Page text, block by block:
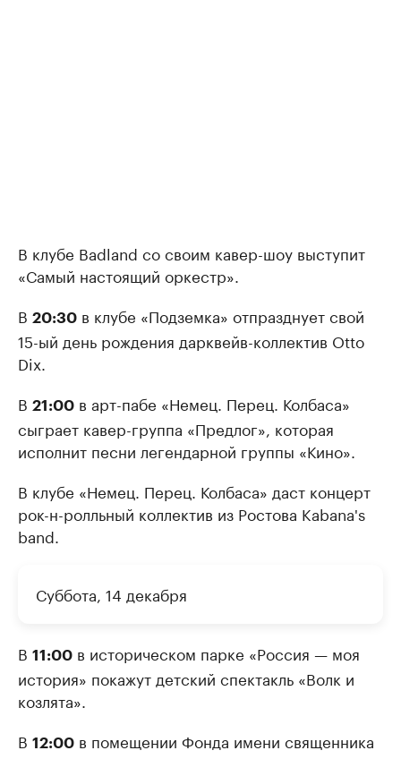
В клубе Badland со своим кавер-шоу выступит
«Самый настоящий оркестр».
В 20:30 в клубе «Подземка» отпразднует свой
15-ый день рождения дарквейв-коллектив Otto
Dix.
В 21:00 в арт-пабе «Немец. Перец. Колбаса»
сыграет кавер-группа «Предлог», которая
исполнит песни легендарной группы «Кино».
В клубе «Немец. Перец. Колбаса» даст концерт
рок-н-ролльный коллектив из Ростова Kabana's
band.
Суббота, 14 декабря
В 11:00 в историческом парке «Россия — моя
история» покажут детский спектакль «Волк и
козлята».
В 12:00 в помещении Фонда имени священника